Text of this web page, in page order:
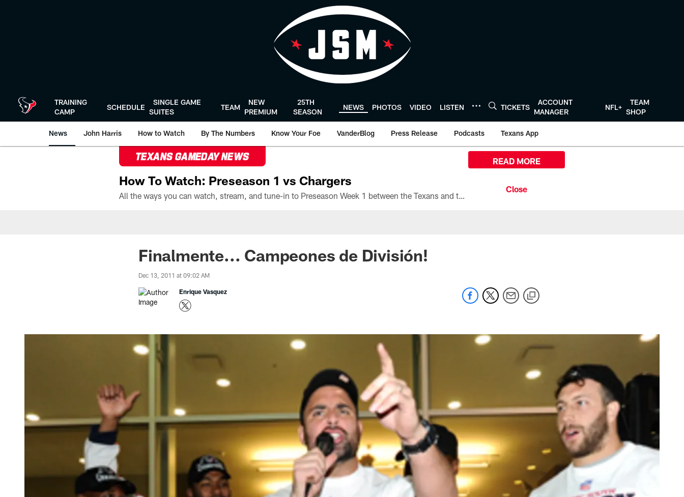
TRAINING
CAMP
SCHEDULE
SINGLE GAME
SUITES
TEAM
NEW
PREMIUM
25TH
SEASON
NEWS PHOTOS VIDEO LISTEN TICKETS
ACCOUNT
MANAGER
NFL+
TEAM
SHOP
News John Harris How to Watch By The Numbers Know Your Foe VanderBlog Press Release Podcasts Texans App
TEXANS GAMEDAY NEWS
How To Watch: Preseason 1 vs Chargers
All the ways you can watch, stream, and tune-in to Preseason Week 1 between the Texans and the Los Angeles Chargers at Reliant Stadium on August 13.
READ MORE
Finalmente... Campeones de División!
Dec 13, 2011 at 09:02 AM
Enrique Vasquez